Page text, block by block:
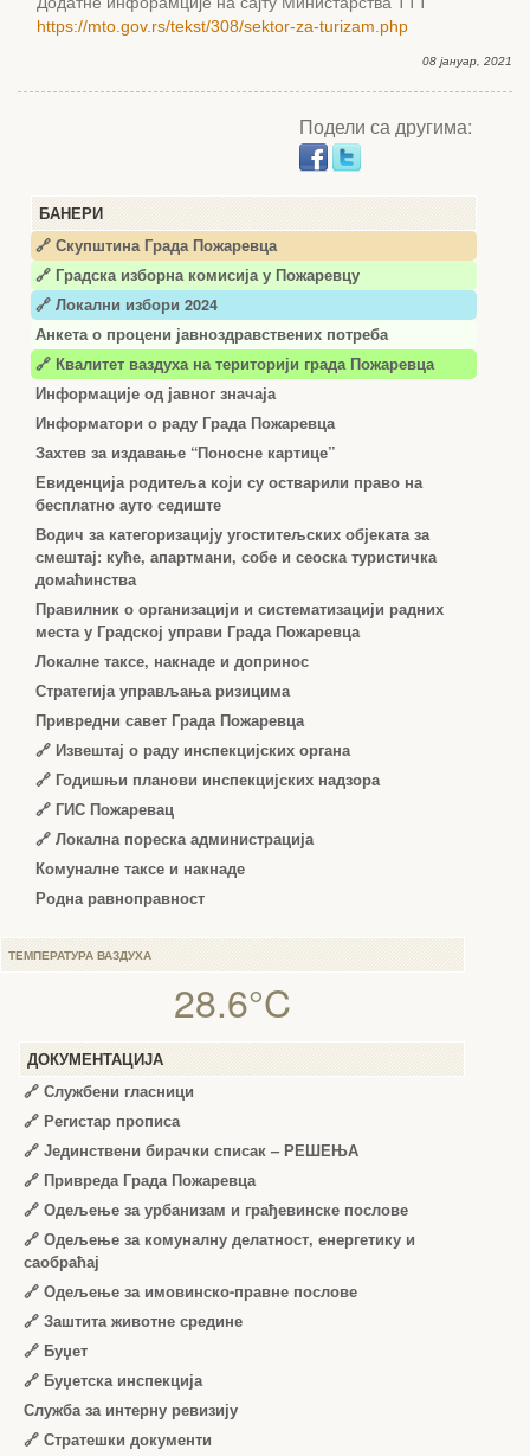
БАНЕРИ
🔗 Скупштина Града Пожаревца
🔗 Градска изборна комисија у Пожаревцу
🔗 Локални избори 2024
Анкета о процени јавноздравствених потреба
🔗 Квалитет ваздуха на територији града Пожаревца
Информације од јавног значаја
Информатори о раду Града Пожаревца
Захтев за издавање “Поносне картице”
Евиденција родитеља који су остварили право на
бесплатно ауто седиште
Водич за категоризацију угоститељских објеката за
смештај: куће, апартмани, собе и сеоска туристичка
домаћинства
Правилник о организацији и систематизацији радних
места у Градској управи Града Пожаревца
Локалне таксе, накнаде и допринос
Стратегија управљања ризицима
Привредни савет Града Пожаревца
🔗 Извештај о раду инспекцијских органа
🔗 Годишњи планови инспекцијских надзора
🔗 ГИС Пожаревац
🔗 Локална пореска администрација
Комуналне таксе и накнаде
Родна равноправност
https://mto.gov.rs/tekst/308/sektor-za-turizam.php
08 јануар, 2021
Подели са другима:
ТЕМПЕРАТУРА ВАЗДУХА
28.6°C
ДОКУМЕНТАЦИЈА
🔗 Службени гласници
🔗 Регистар прописа
🔗 Јединствени бирачки списак – РЕШЕЊА
🔗 Привреда Града Пожаревца
🔗 Одељење за урбанизам и грађевинске послове
🔗 Одељење за комуналну делатност, енергетику и
саобраћај
🔗 Одељење за имовинско-правне послове
🔗 Заштита животне средине
🔗 Буџет
🔗 Буџетска инспекција
Служба за интерну ревизију
🔗 Стратешки документи